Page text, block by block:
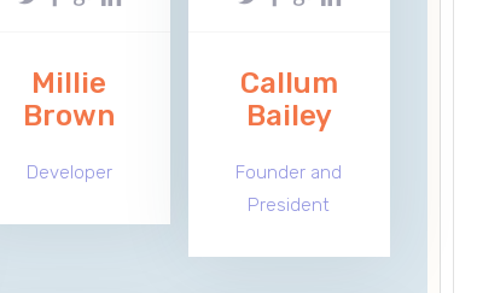
Millie
Brown
Developer
Callum
Bailey
Founder and
President